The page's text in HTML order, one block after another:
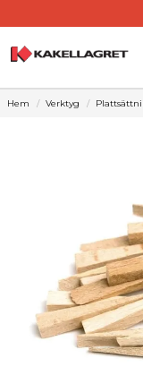
Hem Verktyg